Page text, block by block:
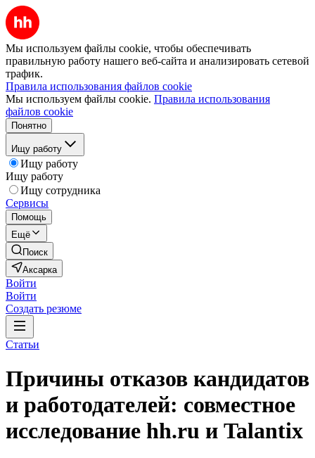
Мы используем файлы cookie, чтобы обеспечивать
правильную работу нашего веб-сайта и анализировать сетевой
трафик.
Правила использования файлов cookie
Мы используем файлы cookie. Правила использования
файлов cookie
Понятно
Ищу работу
Ищу работу
Ищу работу
Ищу сотрудника
Сервисы
Помощь
Ещё
Поиск
Аксарка
Войти
Войти
Создать резюме
Статьи
Причины отказов кандидатов
и работодателей: совместное
исследование hh.ru и Talantix